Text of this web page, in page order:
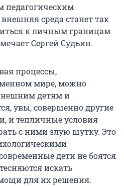
педагогическим
среда станет так
к личным границам
Сергей Судьин.
процессы,
мире, можно
детям и
увы, совершенно другие
и тепличные условия
с ними злую шутку. Это
дети не боятся
искать
для их решения.